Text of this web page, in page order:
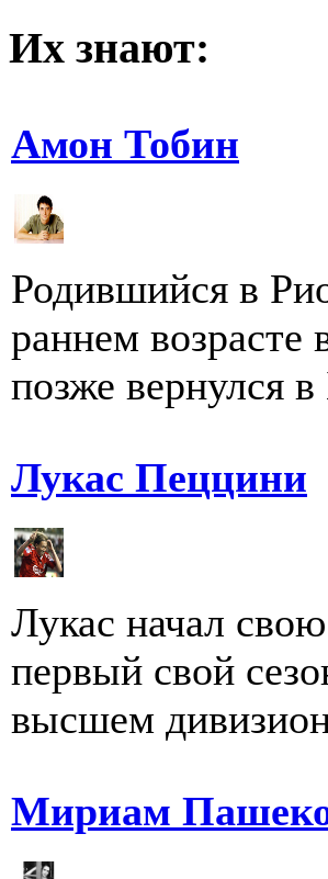
Их знают:
Амон Тобин
Родившийся в
раннем возрасте
позже вернулся в
Лукас Пеццини
Лукас начал
первый свой
высшем
Мириам